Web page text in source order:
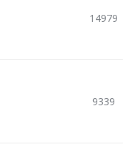
14979
9339